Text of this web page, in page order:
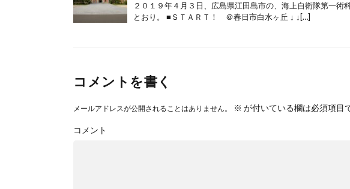
２０１９年４月３日、広島県江田島市の、海上自衛隊第一
とおり。 ■ＳＴＡＲＴ！ ＠春日市白水ヶ丘 ↓ ↓[…]
コメントを書く
メールアドレスが公開されることはありません。 ※ が付いている欄は必須項目
コメント